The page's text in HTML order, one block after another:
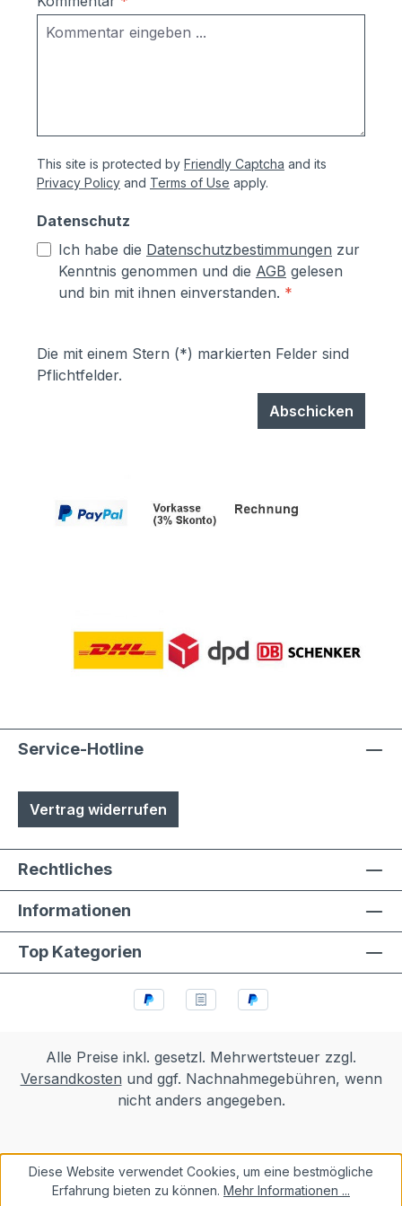
dem Pulverbeschichten Eisen-
phosphatiert, Aluminiumteile chromfrei
Polyesterpulver in Fassadenqualität, dies
garantiert UV- und Wetterbeständigkeit-
mindestens ca. 70 µmProduktservice:-
Ersatzteile sind günsitg vorrätig, Türen
und Klappen sowie alle Funktionselemente
können einfach selbst ausgetauscht
Ausrichtung nach Montage bzw.
Austuasch im Falle einer Beschädigung
This site is protected by Friendly Captcha and its
Privacy Policy and Terms of Use apply.
Datenschutz
Ich habe die Datenschutzbestimmungen zur
Kenntnis genommen und die AGB gelesen
und bin mit ihnen einverstanden. *
Die mit einem Stern (*) markierten Felder sind
Pflichtfelder.
Abschicken
Service-Hotline
Vertrag widerrufen
Rechtliches
Informationen
Top Kategorien
Alle Preise inkl. gesetzl. Mehrwertsteuer zzgl.
Versandkosten und ggf. Nachnahmegebühren, wenn
nicht anders angegeben.
Diese Website verwendet Cookies, um eine bestmögliche
Erfahrung bieten zu können. Mehr Informationen ...